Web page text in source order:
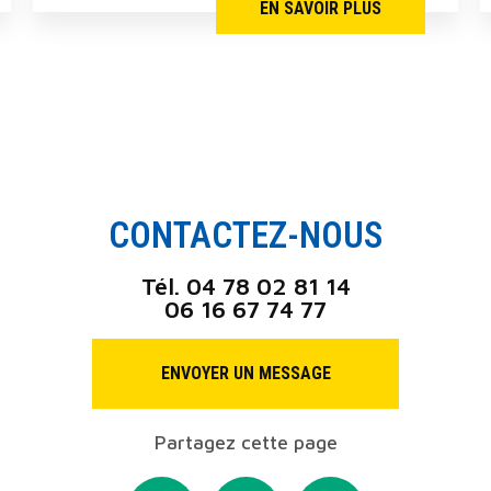
EN SAVOIR PLUS
CONTACTEZ-NOUS
Tél. 04 78 02 81 14
06 16 67 74 77
ENVOYER UN MESSAGE
Partagez cette page
Facebook